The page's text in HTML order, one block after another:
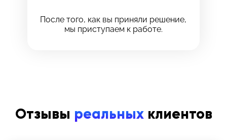
После того, как вы приняли решение,
мы приступаем к работе.
Отзывы реальныхклиентов